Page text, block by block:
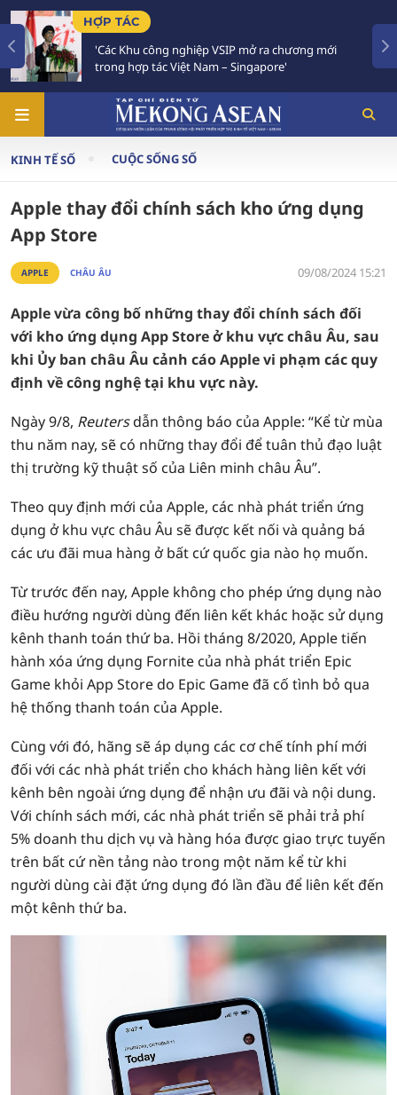
HỢP TÁC
'Các Khu công nghiệp VSIP mở ra chương mới
trong hợp tác Việt Nam – Singapore'
KINH TẾ SỐ CUỘC SỐNG SỐ
Apple thay đổi chính sách kho ứng dụng
App Store
APPLE CHÂU ÂU 09/08/2024 15:21
Apple vừa công bố những thay đổi chính sách đối
với kho ứng dụng App Store ở khu vực châu Âu, sau
khi Ủy ban châu Âu cảnh cáo Apple vi phạm các quy
định về công nghệ tại khu vực này.
Ngày 9/8, Reutersdẫn thông báo của Apple: “Kể từ mùa
thu năm nay, sẽ có những thay đổi để tuân thủ đạo luật
thị trường kỹ thuật số của Liên minh châu Âu”.
Theo quy định mới của Apple, các nhà phát triển ứng
dụng ở khu vực châu Âu sẽ được kết nối và quảng bá
các ưu đãi mua hàng ở bất cứ quốc gia nào họ muốn.
Từ trước đến nay, Apple không cho phép ứng dụng nào
điều hướng người dùng đến liên kết khác hoặc sử dụng
kênh thanh toán thứ ba. Hồi tháng 8/2020, Apple tiến
hành xóa ứng dụng Fornite của nhà phát triển Epic
Game khỏi App Store do Epic Game đã cố tình bỏ qua
hệ thống thanh toán của Apple.
Cùng với đó, hãng sẽ áp dụng các cơ chế tính phí mới
đối với các nhà phát triển cho khách hàng liên kết với
kênh bên ngoài ứng dụng để nhận ưu đãi và nội dung.
Với chính sách mới, các nhà phát triển sẽ phải trả phí
5% doanh thu dịch vụ và hàng hóa được giao trực tuyến
trên bất cứ nền tảng nào trong một năm kể từ khi
người dùng cài đặt ứng dụng đó lần đầu để liên kết đến
một kênh thứ ba.